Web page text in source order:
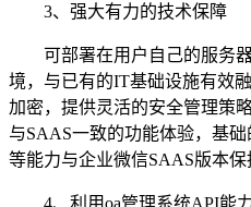
3、强大有力的技术保障
可部署在用户自己的服务器
境，与已有的IT基础设施有效
加密，提供灵活的安全管理策
与SAAS一致的功能体验，基
等能力与企业微信SAAS版本保
4、利用oa管理系统API能